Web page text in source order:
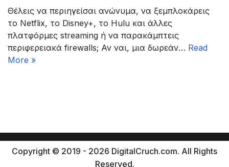
Θέλεις να περιηγείσαι ανώνυμα, να ξεμπλοκάρεις
το Netflix, το Disney+, το Hulu και άλλες
πλατφόρμες streaming ή να παρακάμπτεις
περιφερειακά firewalls; Αν ναι, μια δωρεάν… Read
More »
Copyright © 2019 - 2026 DigitalCruch.com. All Rights
Reserved.